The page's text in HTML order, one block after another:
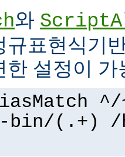
와
규표현식기
한 설정이
bin/(.+) /